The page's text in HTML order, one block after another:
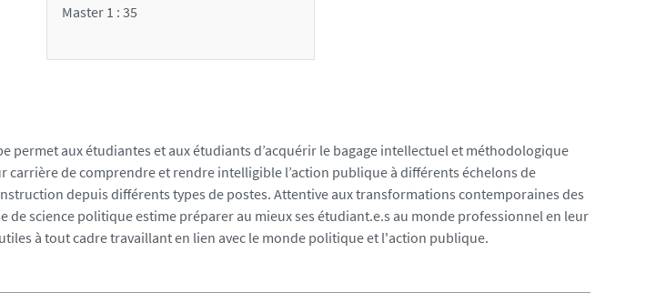
Master 1 : 35
permet aux étudiantes et aux étudiants d’acquérir le bagage intellectuel et méthodologique
carrière de comprendre et rendre intelligible l’action publique à différents échelons de
depuis différents types de postes. Attentive aux transformations contemporaines des
de science politique estime préparer au mieux ses étudiant.e.s au monde professionnel en leur
à tout cadre travaillant en lien avec le monde politique et l'action publique.